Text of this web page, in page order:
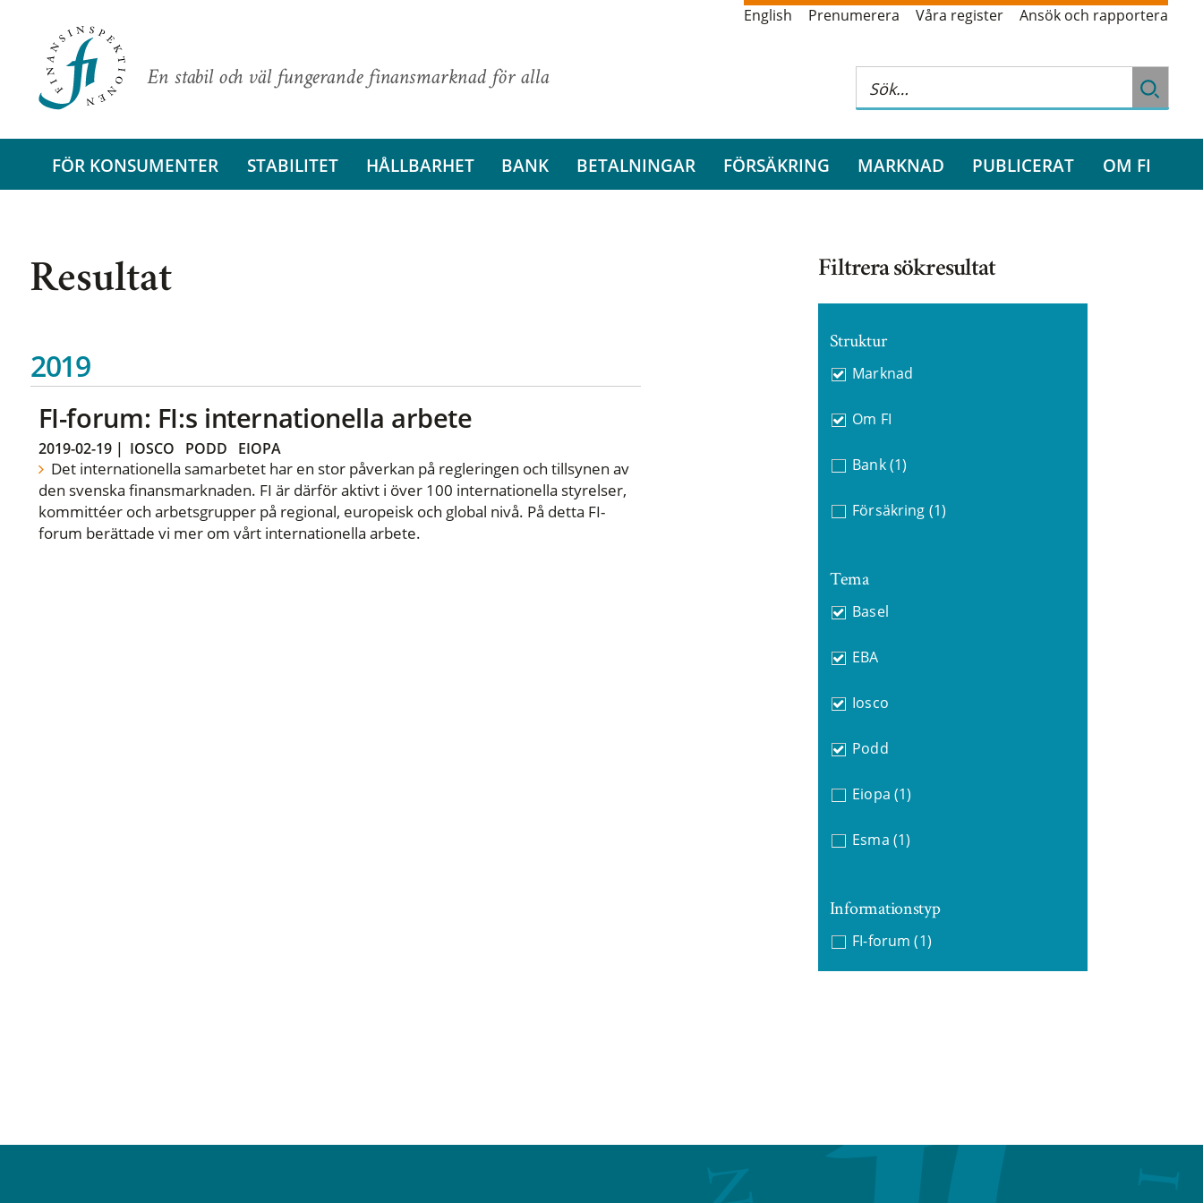
En stabil och väl fungerande finansmarknad för alla
English Prenumerera Våra register Ansök och rapportera
FÖR KONSUMENTER STABILITET HÅLLBARHET BANK BETALNINGAR FÖRSÄKRING MARKNAD PUBLICERAT OM FI
Resultat
2019
FI-forum: FI:s internationella arbete
2019-02-19| IOSCO PODD EIOPA
Det internationella samarbetet har en stor påverkan på regleringen och tillsynen av
den svenska finansmarknaden. FI är därför aktivt i över 100 internationella styrelser,
kommittéer och arbetsgrupper på regional, europeisk och global nivå. På detta FI-
forum berättade vi mer om vårt internationella arbete.
Filtrera sökresultat
Struktur
Marknad
Om FI
Bank (1)
Försäkring (1)
Tema
Basel
EBA
Iosco
Podd
Eiopa (1)
Esma (1)
Informationstyp
FI-forum (1)